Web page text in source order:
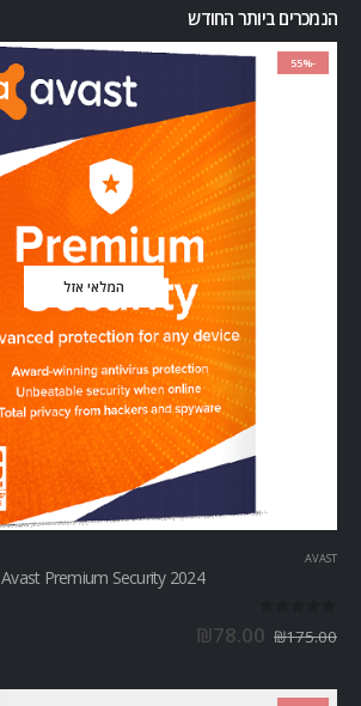
הנמכרים ביותר החודש
-55%
המלאי אזל
AVAST
Avast Premium Security 2024 - רישיון שנתי למחשב אחד
₪175.00
₪78.00